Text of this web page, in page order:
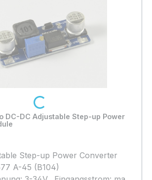
DC-DC Adjustable Step-up Power
Step-up Power Converter
A-45 (B104)
Loading...